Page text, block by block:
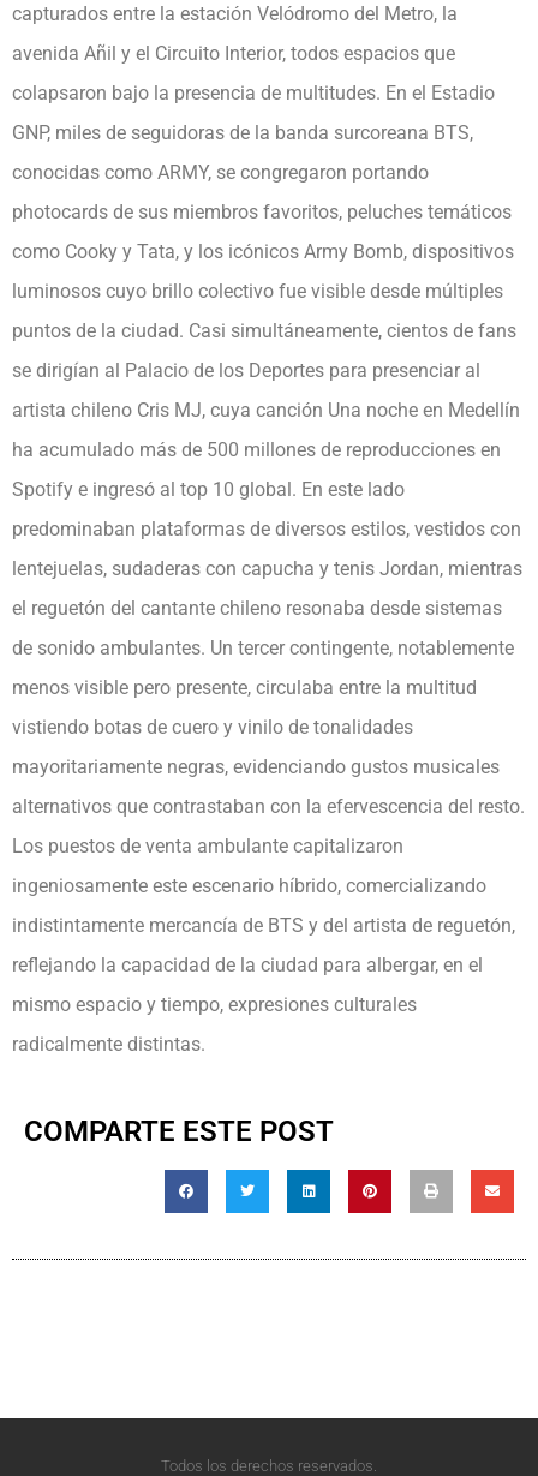
capturados entre la estación Velódromo del Metro, la
avenida Añil y el Circuito Interior, todos espacios que
colapsaron bajo la presencia de multitudes. En el Estadio
GNP, miles de seguidoras de la banda surcoreana BTS,
conocidas como ARMY, se congregaron portando
photocards de sus miembros favoritos, peluches temáticos
como Cooky y Tata, y los icónicos Army Bomb, dispositivos
luminosos cuyo brillo colectivo fue visible desde múltiples
puntos de la ciudad. Casi simultáneamente, cientos de fans
se dirigían al Palacio de los Deportes para presenciar al
artista chileno Cris MJ, cuya canción Una noche en Medellín
ha acumulado más de 500 millones de reproducciones en
Spotify e ingresó al top 10 global. En este lado
predominaban plataformas de diversos estilos, vestidos con
lentejuelas, sudaderas con capucha y tenis Jordan, mientras
el reguetón del cantante chileno resonaba desde sistemas
de sonido ambulantes. Un tercer contingente, notablemente
menos visible pero presente, circulaba entre la multitud
vistiendo botas de cuero y vinilo de tonalidades
mayoritariamente negras, evidenciando gustos musicales
alternativos que contrastaban con la efervescencia del resto.
Los puestos de venta ambulante capitalizaron
ingeniosamente este escenario híbrido, comercializando
indistintamente mercancía de BTS y del artista de reguetón,
reflejando la capacidad de la ciudad para albergar, en el
mismo espacio y tiempo, expresiones culturales
radicalmente distintas.
COMPARTE ESTE POST
Todos los derechos reservados.